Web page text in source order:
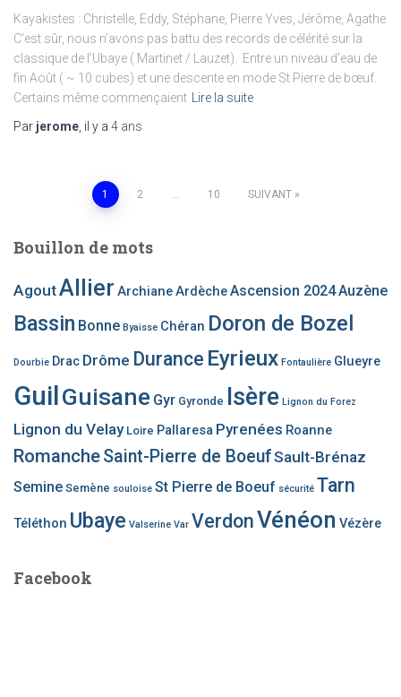
Kayakistes : Christelle, Eddy, Stéphane, Pierre Yves, Jérôme, Agathe
C’est sûr, nous n’avons pas battu des records de célérité sur la
classique de l’Ubaye ( Martinet / Lauzet). Entre un niveau d’eau de
fin Août ( ~ 10 cubes) et une descente en mode St Pierre de bœuf.
Certains même commençaient Lire la suite
Par jerome , il y a 4 ans
Pagination
des
publications
1 2 10 SUIVANT
Bouillon de mots
AgoutAllier ArchianeArdècheAscension 2024Auzène
Bassin Bonne Byaisse Chéran Doron de Bozel
Dourbie Drac Drôme Durance Eyrieux Fontaulière Glueyre
GuilGuisane Gyr Gyronde Isère Lignon du Forez
Lignon du Velay Loire Pallaresa Pyrenées Roanne
RomancheSaint-Pierre de BoeufSault-Brénaz
Semine Semène souloise St Pierre de Boeuf sécurité Tarn
Téléthon Ubaye Valserine Var VerdonVénéon Vézère
Facebook